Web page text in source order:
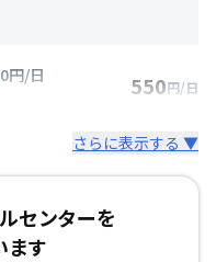
円/日
550円/日
さらに表示する ▼
センターを
ます